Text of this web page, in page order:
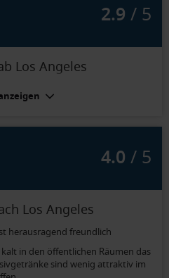
2.9 / 5
Los Angeles
4.0 / 5
Los Angeles
herausragend freundlich
in den öffentlichen Räumen das
sind wenig attraktiv im